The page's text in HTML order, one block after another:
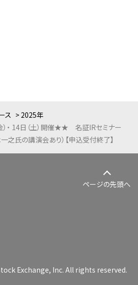
ス
2025年
・ 14日（土）開催★★ 名証IRセミナー
之氏の講演会あり）【申込受付終了】
ページの先頭へ
Exchange, Inc. All rights reserved.